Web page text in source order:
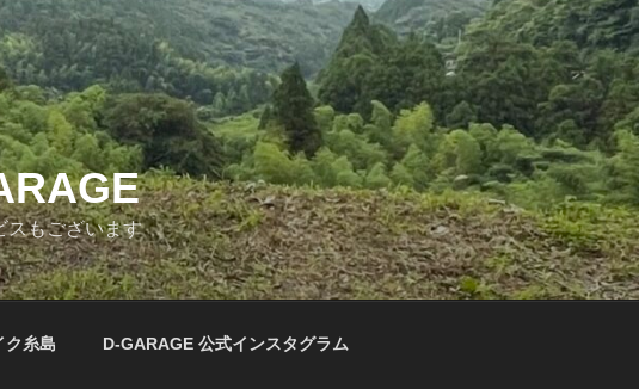
スもございます
ク糸島 D-GARAGE 公式インスタグラム